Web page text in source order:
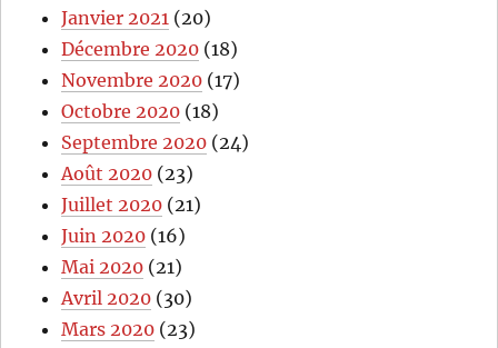
Janvier 2021 (20)
Décembre 2020 (18)
Novembre 2020 (17)
Octobre 2020 (18)
Septembre 2020 (24)
Août 2020 (23)
Juillet 2020 (21)
Juin 2020 (16)
Mai 2020 (21)
Avril 2020 (30)
Mars 2020 (23)